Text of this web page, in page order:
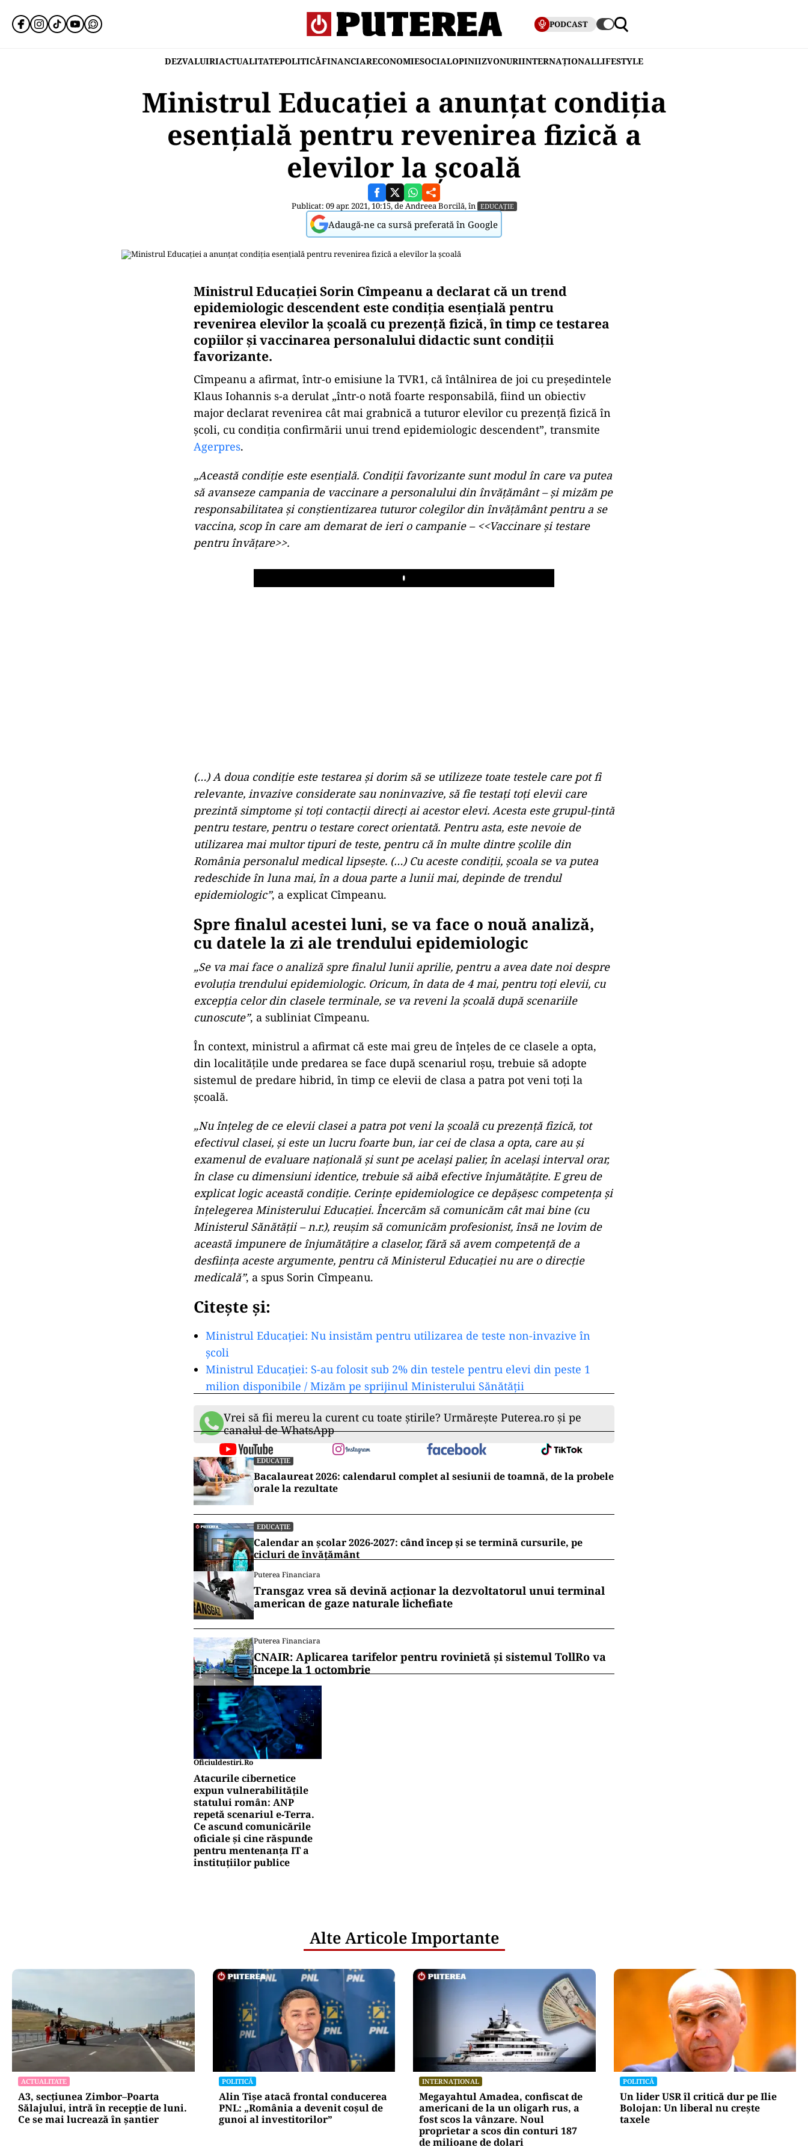
PODCAST
DEZVALUIRIACTUALITATEPOLITICĂFINANCIARECONOMIESOCIALOPINIIZVONURIINTERNAȚIONALLIFESTYLE
Ministrul Educației a anunțat condiția
esențială pentru revenirea fizică a
elevilor la școală
Publicat: 09 apr. 2021, 10:15, deAndreea Borcilă, în EDUCAȚIE
Adaugă-ne ca sursă preferată în Google
Ministrul Educației Sorin Cîmpeanu a declarat că un trend
epidemiologic descendent este condiţia esenţială pentru
revenirea elevilor la şcoală cu prezenţă fizică, în timp ce testarea
copiilor şi vaccinarea personalului didactic sunt condiţii
favorizante.
Cîmpeanu a afirmat, într-o emisiune la TVR1, că întâlnirea de joi cu preşedintele
Klaus Iohannis s-a derulat „într-o notă foarte responsabilă, fiind un obiectiv
major declarat revenirea cât mai grabnică a tuturor elevilor cu prezenţă fizică în
şcoli, cu condiţia confirmării unui trend epidemiologic descendent”, transmite
Agerpres.
„Această condiţie este esenţială. Condiţii favorizante sunt modul în care va putea
să avanseze campania de vaccinare a personalului din învăţământ – şi mizăm pe
responsabilitatea şi conştientizarea tuturor colegilor din învăţământ pentru a se
vaccina, scop în care am demarat de ieri o campanie – <<Vaccinare şi testare
pentru învăţare>>.
Play
(…) A doua condiţie este testarea şi dorim să se utilizeze toate testele care pot fi
relevante, invazive considerate sau noninvazive, să fie testaţi toţi elevii care
prezintă simptome şi toţi contacţii direcţi ai acestor elevi. Acesta este grupul-ţintă
pentru testare, pentru o testare corect orientată. Pentru asta, este nevoie de
utilizarea mai multor tipuri de teste, pentru că în multe dintre şcolile din
România personalul medical lipseşte. (…) Cu aceste condiţii, şcoala se va putea
redeschide în luna mai, în a doua parte a lunii mai, depinde de trendul
epidemiologic”, a explicat Cîmpeanu.
Spre finalul acestei luni, se va face o nouă analiză,
cu datele la zi ale trendului epidemiologic
„Se va mai face o analiză spre finalul lunii aprilie, pentru a avea date noi despre
evoluţia trendului epidemiologic. Oricum, în data de 4 mai, pentru toţi elevii, cu
excepţia celor din clasele terminale, se va reveni la şcoală după scenariile
cunoscute”, a subliniat Cîmpeanu.
În context, ministrul a afirmat că este mai greu de înţeles de ce clasele a opta,
din localităţile unde predarea se face după scenariul roşu, trebuie să adopte
sistemul de predare hibrid, în timp ce elevii de clasa a patra pot veni toţi la
şcoală.
„Nu înţeleg de ce elevii clasei a patra pot veni la şcoală cu prezenţă fizică, tot
efectivul clasei, şi este un lucru foarte bun, iar cei de clasa a opta, care au şi
examenul de evaluare naţională şi sunt pe acelaşi palier, în acelaşi interval orar,
în clase cu dimensiuni identice, trebuie să aibă efective înjumătăţite. E greu de
explicat logic această condiţie. Cerinţe epidemiologice ce depăşesc competenţa şi
înţelegerea Ministerului Educaţiei. Încercăm să comunicăm cât mai bine (cu
Ministerul Sănătăţii – n.r.), reuşim să comunicăm profesionist, însă ne lovim de
această impunere de înjumătăţire a claselor, fără să avem competenţă de a
desfiinţa aceste argumente, pentru că Ministerul Educaţiei nu are o direcţie
medicală”, a spus Sorin Cîmpeanu.
Citește și:
Ministrul Educației: Nu insistăm pentru utilizarea de teste non-invazive în
şcoli
Ministrul Educației: S-au folosit sub 2% din testele pentru elevi din peste 1
milion disponibile / Mizăm pe sprijinul Ministerului Sănătății
Vrei să fii mereu la curent cu toate știrile? Urmărește Puterea.ro și pe
canalul de WhatsApp
EDUCAȚIE
Bacalaureat 2026: calendarul complet al sesiunii de toamnă, de la probele
orale la rezultate
EDUCAȚIE
Calendar an școlar 2026-2027: când încep și se termină cursurile, pe
cicluri de învățământ
Puterea Financiara
Transgaz vrea să devină acționar la dezvoltatorul unui terminal
american de gaze naturale lichefiate
Puterea Financiara
CNAIR: Aplicarea tarifelor pentru rovinietă și sistemul TollRo va
începe la 1 octombrie
Oficiuldestiri.ro
Atacurile cibernetice
expun vulnerabilitățile
statului român: ANP
repetă scenariul e‑Terra.
Ce ascund comunicările
oficiale și cine răspunde
pentru mentenanța IT a
instituțiilor publice
Alte Articole Importante
ACTUALITATE
A3, secțiunea Zimbor–Poarta
Sălajului, intră în recepție de luni.
Ce se mai lucrează în șantier
POLITICĂ
Alin Tișe atacă frontal conducerea
PNL: „România a devenit coșul de
gunoi al investitorilor”
INTERNAȚIONAL
Megayahtul Amadea, confiscat de
americani de la un oligarh rus, a
fost scos la vânzare. Noul
proprietar a scos din conturi 187
de milioane de dolari
POLITICĂ
Un lider USR îl critică dur pe Ilie
Bolojan: Un liberal nu crește
taxele